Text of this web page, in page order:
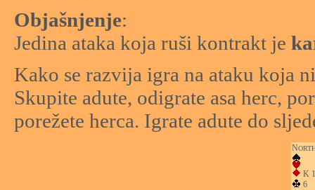
Objašnjenje:
Jedina ataka koja ruši kontrakt je
Kako se razvija igra na ataku koja
Skupite adute, odigrate asa herc,
porežete herca. Igrate adute do
N
K
6